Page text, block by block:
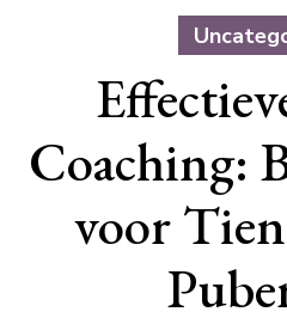
Coaching:
voor